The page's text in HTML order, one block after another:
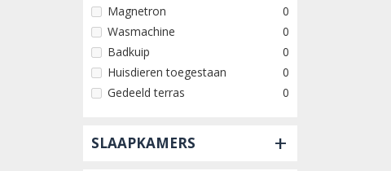
Magnetron
0
Wasmachine
0
Badkuip
0
Huisdieren toegestaan
0
Gedeeld terras
0
SLAAPKAMERS +